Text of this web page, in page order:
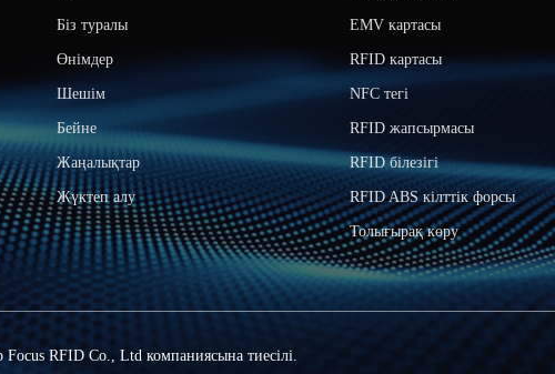
Біз туралы
Өнімдер
Шешім
Бейне
Жаңалықтар
Жүктеп алу
EMV картасы
RFID картасы
NFC тегі
RFID жапсырмасы
RFID білезігі
RFID ABS кілттік форсы
Толығырақ көру
RFID Co., Ltd компаниясына тиесілі.